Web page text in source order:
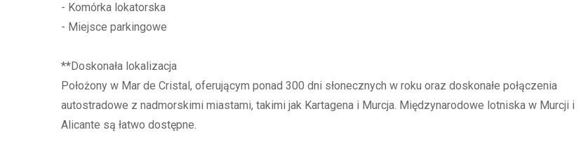
- Komórka lokatorska
- Miejsce parkingowe
**Doskonała lokalizacja
Położony w Mar de Cristal, oferującym ponad 300 dni słonecznych w roku oraz doskonałe połączenia
autostradowe z nadmorskimi miastami, takimi jak Kartagena i Murcja. Międzynarodowe lotniska w Murcji i
Alicante są łatwo dostępne.